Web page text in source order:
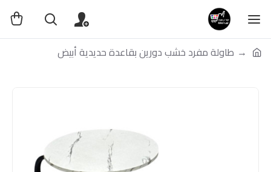
طاولة مفرد خشب دورين بقاعدة حديدية أبيض